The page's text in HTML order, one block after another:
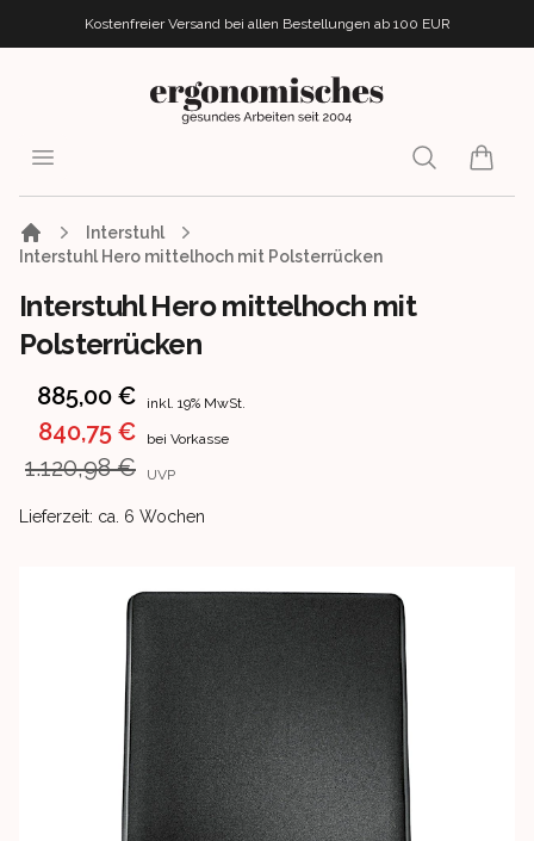
Kostenfreier Versand bei allen Bestellungen ab 100 EUR
ergonomisches.de
Open menu Search
items
Interstuhl
Interstuhl Hero mittelhoch mit Polsterrücken
Interstuhl Hero mittelhoch mit
Polsterrücken
Product information
885,00 € inkl. 19% MwSt.
840,75 € bei Vorkasse
1.120,98 € UVP
Product delivery information
Lieferzeit: ca. 6 Wochen